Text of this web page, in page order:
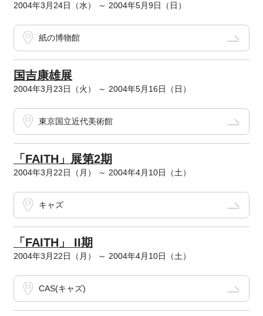
2004年3月24日（水） ～ 2004年5月9日（日）
紙の博物館
国吉康雄展
2004年3月23日（火） ～ 2004年5月16日（日）
東京国立近代美術館
「FAITH」展第2期
2004年3月22日（月） ～ 2004年4月10日（土）
キャズ
「FAITH」 II期
2004年3月22日（月） ～ 2004年4月10日（土）
CAS(キャズ)